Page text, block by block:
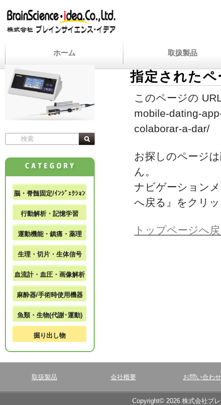
ホーム 取扱製品
指定された
このページの
mobile-dating-
colaborar-a-dar/
お探しのページ
ん。
ナビゲーション
へ戻る』をクリ
トップページへ
脳・脊髄固定/ｲﾝｼﾞｪｸｼｮﾝ
行動解析・記憶学習
運動機能・鎮痛・薬理
生理・切片・生体信号
血流計・血圧・画像解析
麻酔器/手術時使用機器
魚類・生物(代謝･運動)
掘り出し物
取扱製品 会社概要 お問い合わせ
Copyright© 2026 株式会社ブ